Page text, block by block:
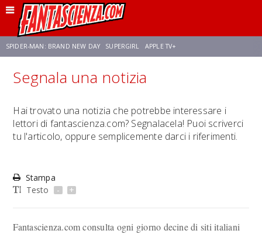
SPIDER-MAN: BRAND NEW DAY SUPERGIRL APPLE TV+
FRANCO RICCIARDIELLO ZENDAYA AVENGERS: DOOMSDAY
NETFLIX SADIE SINK STAR TREK: STRANGE NEW WORLDS
Segnala una notizia
Hai trovato una notizia che potrebbe interessare i
lettori di fantascienza.com? Segnalacela! Puoi scriverci
tu l'articolo, oppure semplicemente darci i riferimenti.
Stampa
Testo
- +
Fantascienza.com consulta ogni giorno decine di siti italiani